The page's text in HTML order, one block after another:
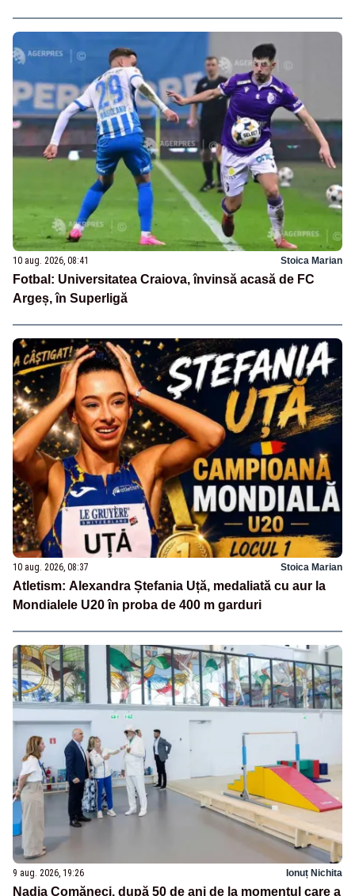
10 aug. 2026, 08:41 Stoica Marian
Fotbal: Universitatea Craiova, învinsă acasă de FC
Argeș, în Superligă
10 aug. 2026, 08:37 Stoica Marian
Atletism: Alexandra Ștefania Uță, medaliată cu aur la
Mondialele U20 în proba de 400 m garduri
9 aug. 2026, 19:26 Ionuț Nichita
Nadia Comăneci, după 50 de ani de la momentul care a